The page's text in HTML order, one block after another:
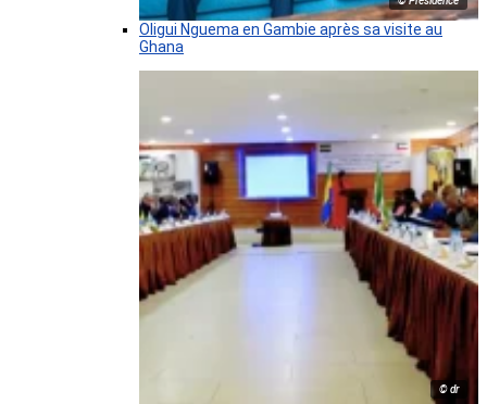
Oligui Nguema en Gambie après sa visite au
Ghana
© dr